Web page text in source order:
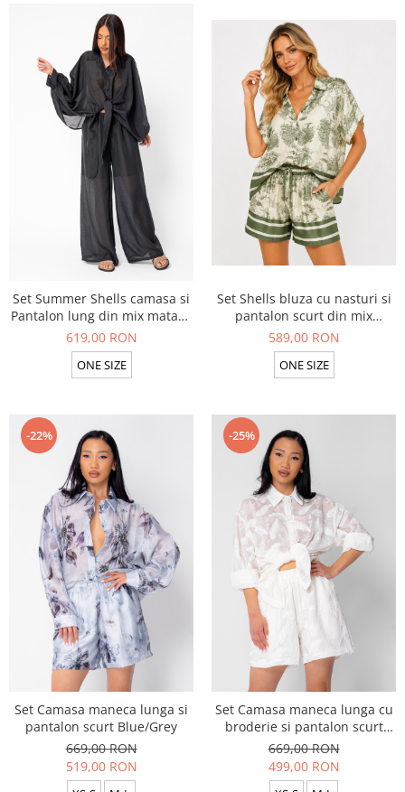
Set Summer Shells camasa si
Pantalon lung din mix matase
Black
619,00 RON
ONE SIZE
Set Shells bluza cu nasturi si
pantalon scurt din mix
matase Off White/Green
589,00 RON
ONE SIZE
-22%
Set Camasa maneca lunga si
pantalon scurt Blue/Grey
669,00 RON
519,00 RON
-25%
Set Camasa maneca lunga cu
broderie si pantalon scurt
White
669,00 RON
499,00 RON